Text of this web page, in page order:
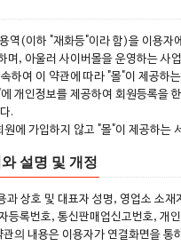
역(이하 "재화등"이라 함)을 이용
며, 아울러 사이버몰을 운영하는 사
속하여 이 약관에 따라 "몰"이 제공하
개인정보를 제공하여 회원등록을
.
원에 가입하지 않고 "몰"이 제공하는
설명 및 개정
과 상호 및 대표자 성명, 영업소 소
등록번호, 통신판매업신고번호, 개
의 내용은 이용자가 연결화면을 통